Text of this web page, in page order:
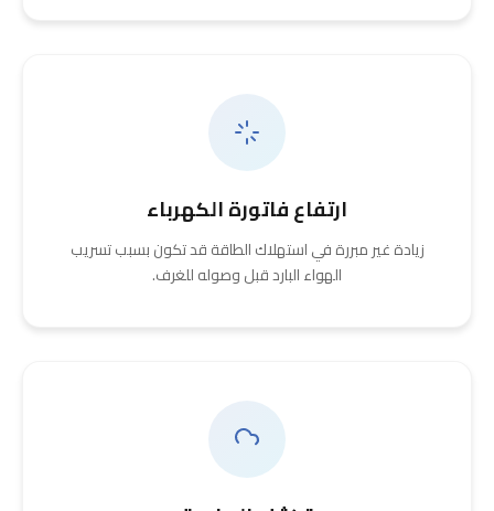
ارتفاع فاتورة الكهرباء
زيادة غير مبررة في استهلاك الطاقة قد تكون بسبب تسريب
الهواء البارد قبل وصوله للغرف.